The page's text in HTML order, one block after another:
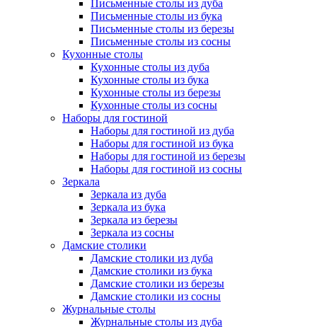
Письменные столы из дуба
Письменные столы из бука
Письменные столы из березы
Письменные столы из сосны
Кухонные столы
Кухонные столы из дуба
Кухонные столы из бука
Кухонные столы из березы
Кухонные столы из сосны
Наборы для гостиной
Наборы для гостиной из дуба
Наборы для гостиной из бука
Наборы для гостиной из березы
Наборы для гостиной из сосны
Зеркала
Зеркала из дуба
Зеркала из бука
Зеркала из березы
Зеркала из сосны
Дамские столики
Дамские столики из дуба
Дамские столики из бука
Дамские столики из березы
Дамские столики из сосны
Журнальные столы
Журнальные столы из дуба